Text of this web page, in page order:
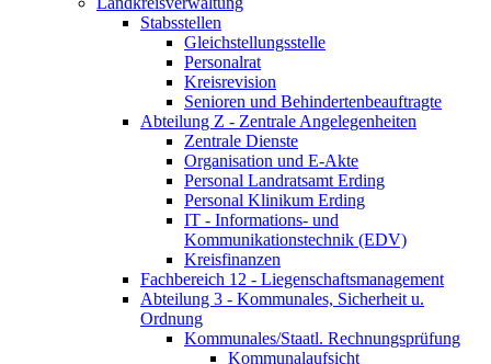
Stabsstellen
Gleichstellungsstelle
Personalrat
Kreisrevision
Senioren und Behindertenbeauftragte
Abteilung Z - Zentrale Angelegenheiten
Zentrale Dienste
Organisation und E-Akte
Personal Landratsamt Erding
Personal Klinikum Erding
IT - Informations- und
Kommunikationstechnik (EDV)
Kreisfinanzen
Fachbereich 12 - Liegenschaftsmanagement
Abteilung 3 - Kommunales, Sicherheit u.
Ordnung
Kommunales/Staatl. Rechnungsprüfung
Kommunalaufsicht